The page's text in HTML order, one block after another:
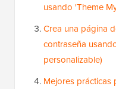
usando 'Theme
Crea una página
contraseña
personalizable)
Mejores prácticas